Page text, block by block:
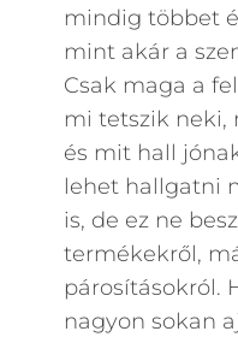
mindig többet
mint akár a
Csak maga a
mi tetszik neki,
és mit hall
lehet hallgatni
is, de ez ne
termékekről,
párosításokról.
nagyon sokan